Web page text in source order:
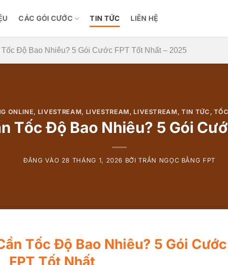
CÁC GÓI CƯỚC TIN TỨC LIÊN HỆ
Tốc Độ Bao Nhiêu? 5 Gói Cước FPT Tốt Nhất – 2025
ONLINE, LIVESTREAM, LIVESTREAM , LIVESTREAM ,TIN TỨC ,
Tốc Độ Bao Nhiêu? 5 Gói
ĐĂNG VÀO 28 THÁNG 1, 2026 BỞITRẦN NGỌC BẰNG FPT
Tốc Độ Bao Nhiêu? 5 Gói Cước
FPT Tốt Nhất